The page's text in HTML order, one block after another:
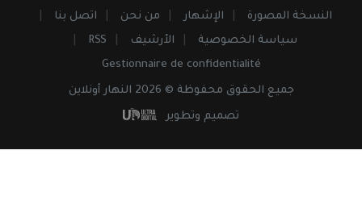
النسخة المصورة الإشهار من نحن
اتصل بنا
سياسة الخصوصية
الأرشيف
RSS
Gestionnaire de confidentialité
جميع الحقوق محفوظة © 2026 النهار أونلاين
تصميم وتطوير